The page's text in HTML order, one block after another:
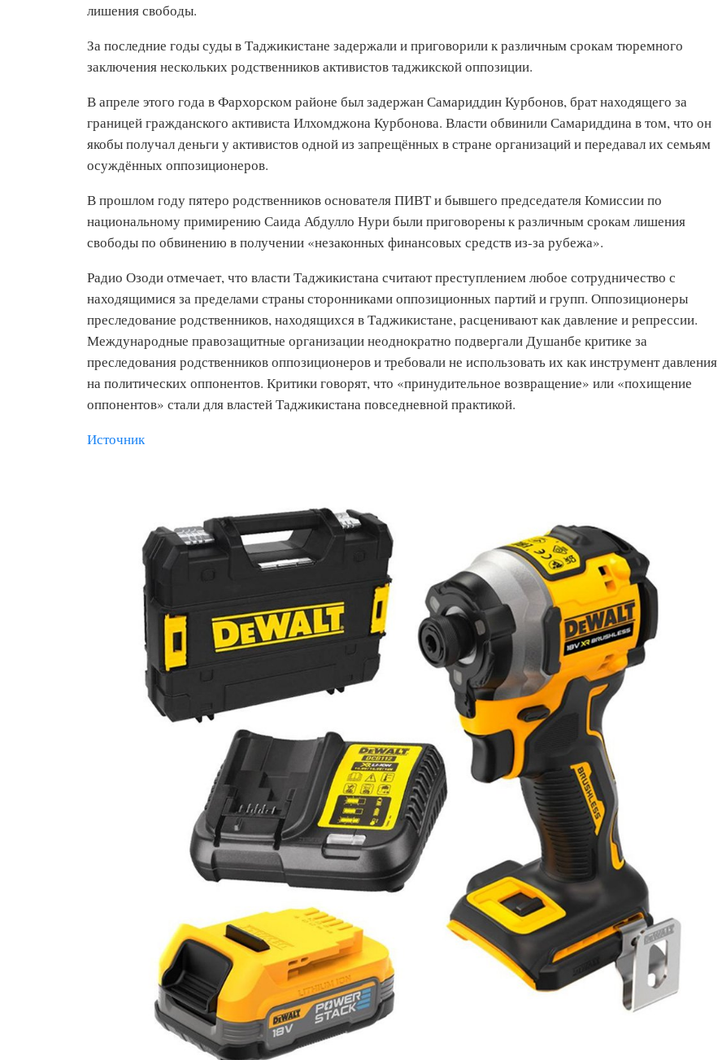
лишения свободы.
За последние годы суды в Таджикистане задержали и приговорили к различным срокам тюремного
заключения нескольких родственников активистов таджикской оппозиции.
В апреле этого года в Фархорском районе был задержан Самариддин Курбонов, брат находящего за
границей гражданского активиста Илхомджона Курбонова. Власти обвинили Самариддина в том, что он
якобы получал деньги у активистов одной из запрещённых в стране организаций и передавал их семьям
осуждённых оппозиционеров.
В прошлом году пятеро родственников основателя ПИВТ и бывшего председателя Комиссии по
национальному примирению Саида Абдулло Нури были приговорены к различным срокам лишения
свободы по обвинению в получении «незаконных финансовых средств из-за рубежа».
Радио Озоди отмечает, что власти Таджикистана считают преступлением любое сотрудничество с
находящимися за пределами страны сторонниками оппозиционных партий и групп. Оппозиционеры
преследование родственников, находящихся в Таджикистане, расценивают как давление и репрессии.
Международные правозащитные организации неоднократно подвергали Душанбе критике за
преследования родственников оппозиционеров и требовали не использовать их как инструмент давления
на политических оппонентов. Критики говорят, что «принудительное возвращение» или «похищение
оппонентов» стали для властей Таджикистана повседневной практикой.
Источник